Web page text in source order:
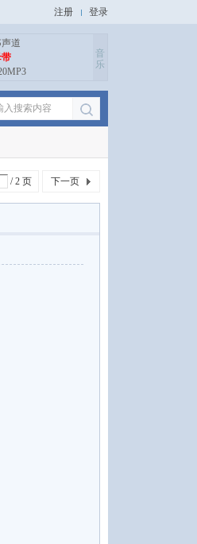
注册 登录
道
带
音
乐
/ 2 页 下一页